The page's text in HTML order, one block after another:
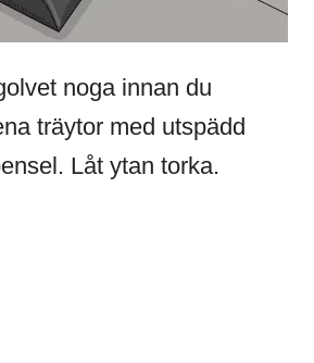
noga innan du
träytor med utspädd
Låt ytan torka.